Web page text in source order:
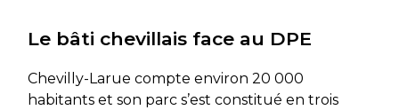
Le bâti chevillais face au DPE
Chevilly-Larue compte environ 20 000
habitants et son parc s’est constitué en trois